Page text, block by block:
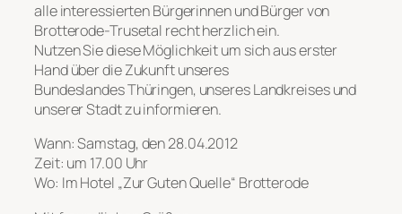
alle interessierten Bürgerinnen und Bürger von
Brotterode-Trusetal recht herzlich ein.
Nutzen Sie diese Möglichkeit um sich aus erster
Hand über die Zukunft unseres
Bundeslandes Thüringen, unseres Landkreises und
unserer Stadt zu informieren.
Wann: Samstag, den 28.04.2012
Zeit: um 17.00 Uhr
Wo: Im Hotel „Zur Guten Quelle“ Brotterode